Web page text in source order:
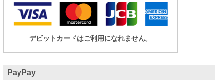
デビットカードはご利用になれません。
PayPay